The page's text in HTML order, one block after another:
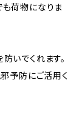
も荷物になりま
いでくれます。
邪予防にご活用く